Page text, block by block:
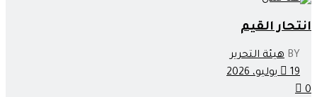
انتحار القيم
BY هيئة التحرير
19 يوليو، 2026
0